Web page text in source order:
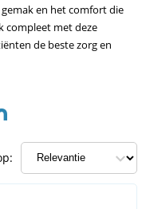
en het comfort die
compleet met deze
de beste zorg en